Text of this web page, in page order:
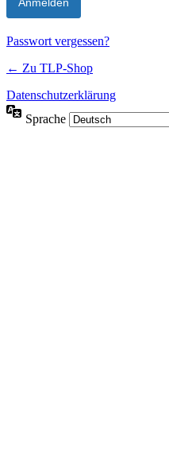
Passwort vergessen?
← Zu TLP-Shop
Datenschutzerklärung
Sprache